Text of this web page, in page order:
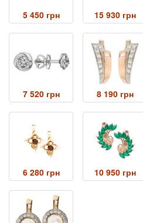
5 450 грн 15 930 грн
7 520 грн 8 190 грн
6 280 грн 10 950 грн